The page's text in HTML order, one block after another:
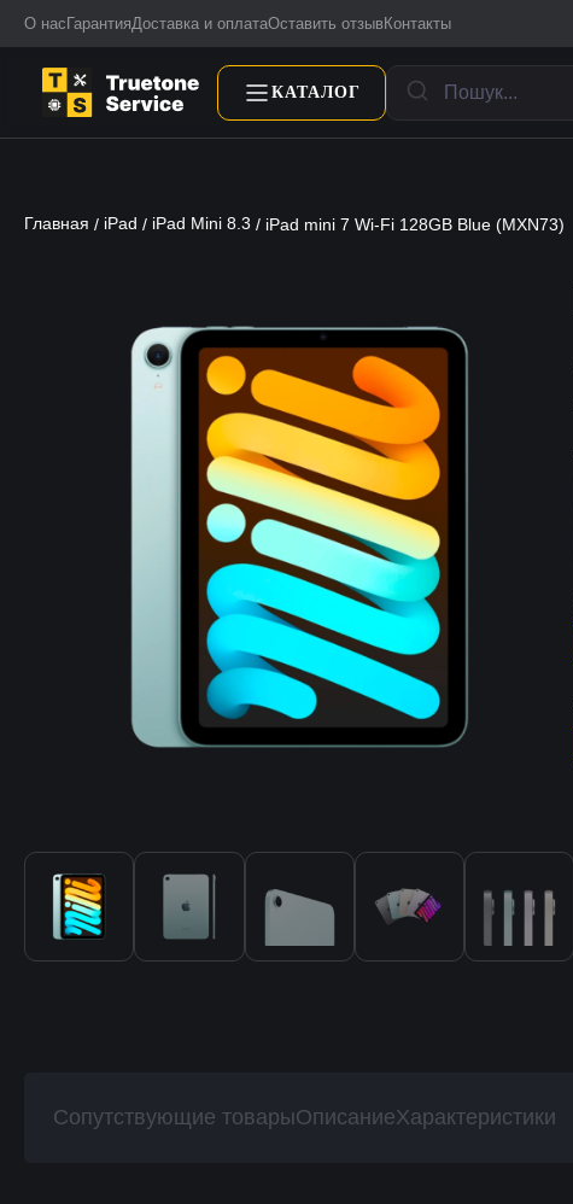
О нас ГарантияДоставка и оплатаОставить отзыв Контакты
КАТАЛОГ
Главная / iPad / iPad Mini 8.3 / iPad mini 7 Wi-Fi 128GB Blue (MXN73)
Сопутствующие товарыОписаниеХарактеристики